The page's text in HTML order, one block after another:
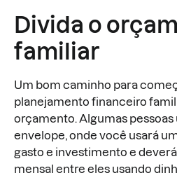
Divida o
familiar
Um bom caminho para
planejamento financeiro
orçamento. Algumas pessoas
envelope, onde você usará
gasto e investimento e
mensal entre eles usando